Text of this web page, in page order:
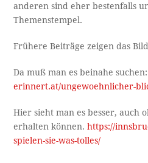
anderen sind eher bestenfalls
Themenstempel.
Frühere Beiträge zeigen das
Da muß man es beinahe
erinnert.at/ungewoehnlicher-
Hier sieht man es besser, auch
erhalten können.https://
spielen-sie-was-tolles/